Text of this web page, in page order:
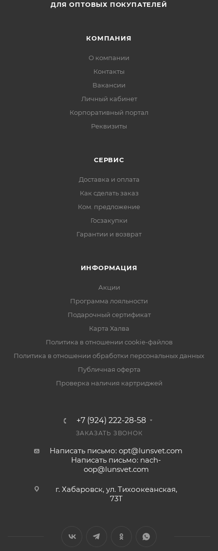
ДЛЯ ОПТОВЫХ ПОКУПАТЕЛЕЙ
КОМПАНИЯ
О компании
Контакты
Вакансии
Личный кабинет
Корпоративный портал
Реквизиты
СЕРВИС
Доставка и оплата
Как сделать заказ
Ком. предложение
Госзакупки
Гарантии и возврат
ИНФОРМАЦИЯ
Акции
Программа лояльности
Подарочный сертификат
Карта Халва
Политика в отношении cookie-файлов
Политика в отношении обработки персональных данных
Публичная оферта
Проверка наличия картриджей
+7 (924) 222-28-58
ЗАКАЗАТЬ ЗВОНОК
Написать письмо: opt@lunsvet.com
Написать письмо: nach-
oop@lunsvet.com
г. Хабаровск, ул. Тихоокеанская,
73Т